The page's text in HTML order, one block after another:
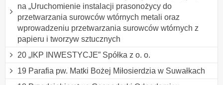
na „Uruchomienie instalacji prasonożycy do
przetwarzania surowców wtórnych metali oraz
wprowadzeniu przetwarzania surowców wtórnych z
papieru i tworzyw sztucznych
20 „IKP INWESTYCJE” Spółka z o. o.
19 Parafia pw. Matki Bożej Miłosierdzia w Suwałkach